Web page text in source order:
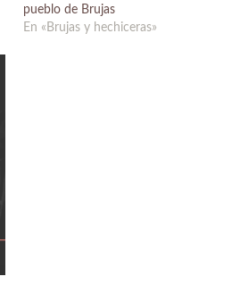
pueblo de Brujas
En «Brujas y hechiceras»